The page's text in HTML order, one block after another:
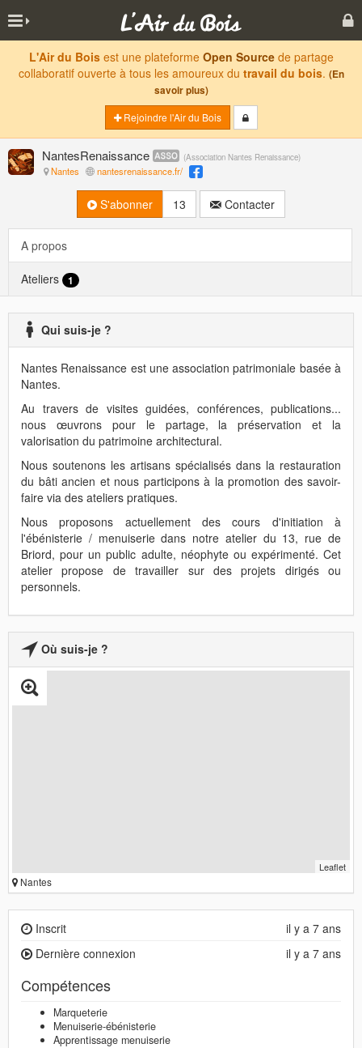
L'Air du Boisest une plateforme Open Sourcede partage
collaboratif ouverte à tous les amoureux du travail du bois. (En
savoir plus)
Rejoindre l'Air du Bois
NantesRenaissance (Association Nantes Renaissance)
Nantes nantesrenaissance.fr/
S'abonner 13 Contacter
A propos
Ateliers 1
Qui suis-je ?
Nantes Renaissance est une association patrimoniale basée à
Nantes.
Au travers de visites guidées, conférences, publications...
nous œuvrons pour le partage, la préservation et la
valorisation du patrimoine architectural.
Nous soutenons les artisans spécialisés dans la restauration
du bâti ancien et nous participons à la promotion des savoir-
faire via des ateliers pratiques.
Nous proposons actuellement des cours d'initiation à
l'ébénisterie / menuiserie dans notre atelier du 13, rue de
Briord, pour un public adulte, néophyte ou expérimenté. Cet
atelier propose de travailler sur des projets dirigés ou
personnels.
Où suis-je ?
Leaflet
Nantes
il y a 7 ans
Inscrit
il y a 7 ans
Dernière connexion
Compétences
Marqueterie
Menuiserie-ébénisterie
Apprentissage menuiserie